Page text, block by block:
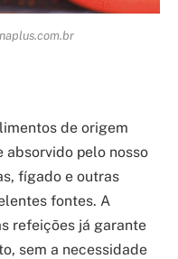
de origem
pelo nosso
fígado e outras
fontes. A
refeições já garante
sem a necessidade